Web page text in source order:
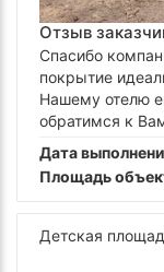
Отзыв
Спасибо
покрытие
Нашему отелю
обратимся к
Дата
Площадь
Детская